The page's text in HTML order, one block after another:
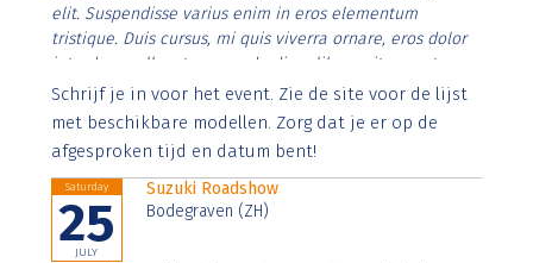
elit. Suspendisse varius enim in eros elementum
tristique. Duis cursus, mi quis viverra ornare, eros dolor
interdum nulla, ut commodo diam libero vitae erat.
Aenean faucibus nibh et justo cursus id rutrum lorem
imperdiet. Nunc ut sem vitae risus tristique posuere.
Schrijf je in voor het event. Zie de site voor de lijst
met beschikbare modellen. Zorg dat je er op de
afgesproken tijd en datum bent!
Saturday
25
JULY
Suzuki Roadshow
Bodegraven (ZH)